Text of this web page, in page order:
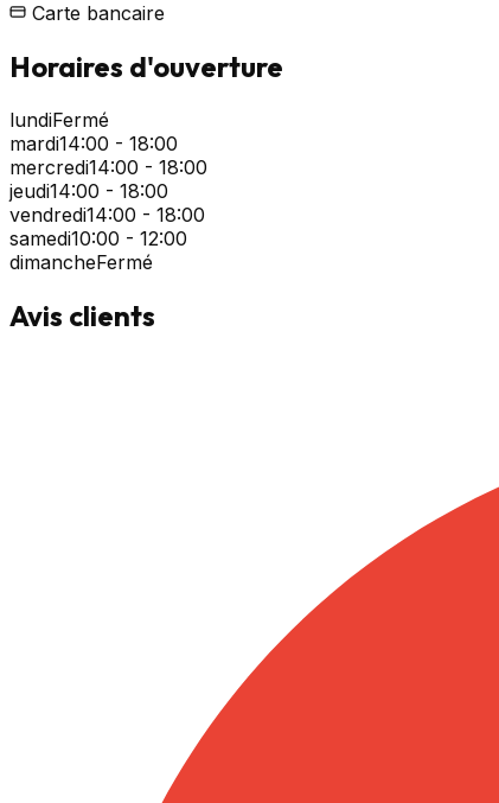
Carte bancaire
Horaires d'ouverture
lundiFermé
mardi14:00 - 18:00
mercredi14:00 - 18:00
jeudi14:00 - 18:00
vendredi14:00 - 18:00
samedi10:00 - 12:00
dimancheFermé
Avis clients